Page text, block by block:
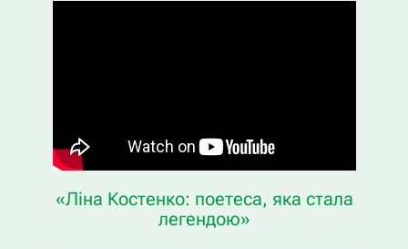
«Ліна Костенко: поетеса, яка стала
легендою»